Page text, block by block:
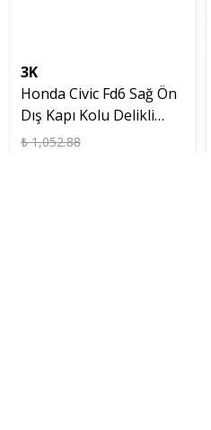
3K
Honda Civic Fd6 Sağ Ön
Dış Kapı Kolu Delikli
2007 2012
₺ 1,052.88